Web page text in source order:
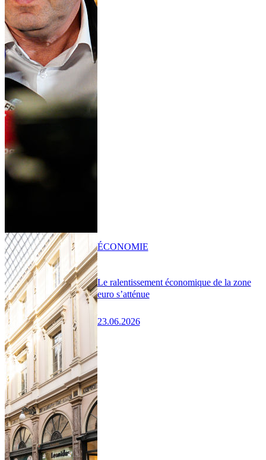
Le ralentissement économique de la zone
euro s’atténue
23.06.2026
ÉCONOMIE